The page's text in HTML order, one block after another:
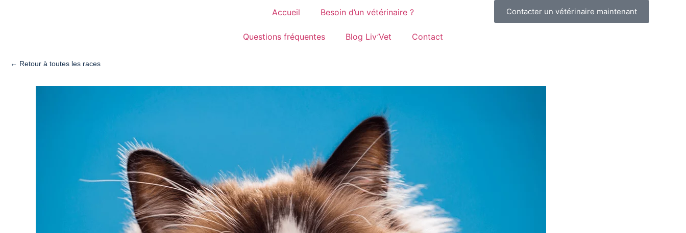
Accueil Besoin d’un vétérinaire ?
Questions fréquentes Blog Liv’Vet Contact
Contacter un vétérinaire maintenant
← Retour à toutes les races